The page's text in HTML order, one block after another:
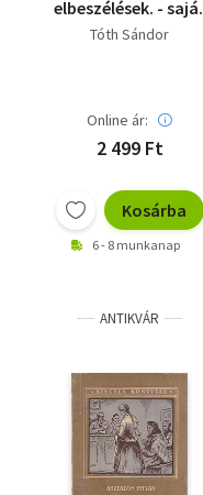
elbeszélések. - saját
fotó
Tóth Sándor
Online ár:
2 499 Ft
Kosárba
6 - 8 munkanap
ANTIKVÁR